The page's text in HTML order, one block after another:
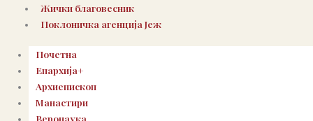
Жички благовесник
Поклоничка агенција Јеж
Почетна
Епархија+
Архиепископ
Манастири